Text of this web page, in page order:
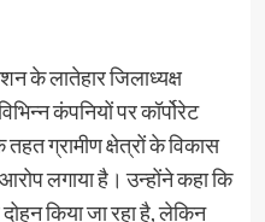
के लातेहार जिलाध्यक्ष
कंपनियों पर कॉर्पोरेट
ग्रामीण क्षेत्रों के विकास
लगाया है। उन्होंने कहा कि
किया जा रहा है, लेकिन